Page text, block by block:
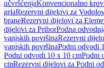
učvršćenjaKonvencionalno
grlaRezervni dijelovi za
braneRezervni dijelovi za
dijelovi za PriborPodna
vanjskih površinaRezervni
vanjskih površinaPodni odvodi
Podni odvodi 10 x 10 cmPodni
cmRezervni dijelovi za Podni